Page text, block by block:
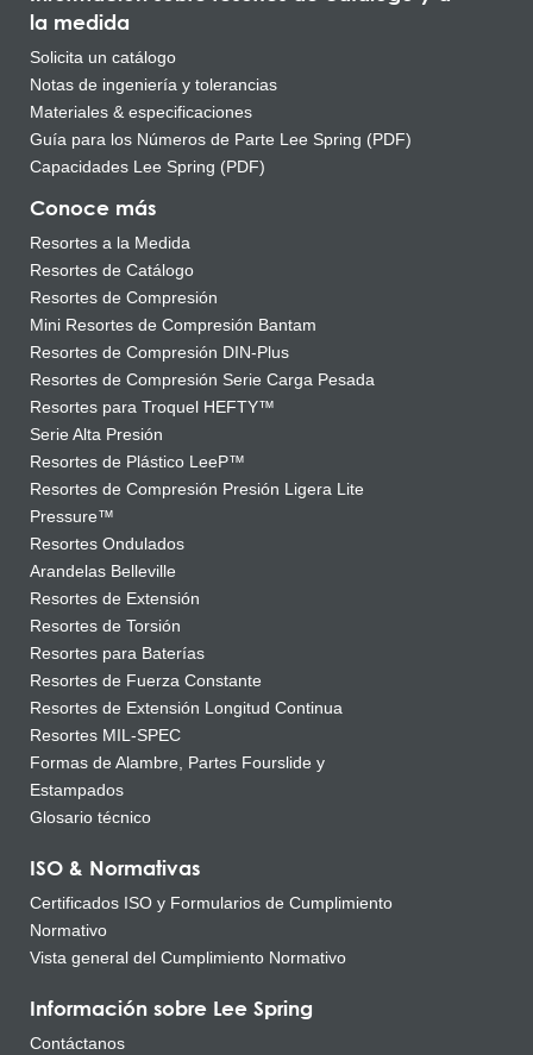
la medida
Solicita un catálogo
Notas de ingeniería y tolerancias
Materiales & especificaciones
Guía para los Números de Parte Lee Spring (PDF)
Capacidades Lee Spring (PDF)
Conoce más
Resortes a la Medida
Resortes de Catálogo
Resortes de Compresión
Mini Resortes de Compresión Bantam
Resortes de Compresión DIN-Plus
Resortes de Compresión Serie Carga Pesada
Resortes para Troquel HEFTY™
Serie Alta Presión
Resortes de Plástico LeeP™
Resortes de Compresión Presión Ligera Lite
Pressure™
Resortes Ondulados
Arandelas Belleville
Resortes de Extensión
Resortes de Torsión
Resortes para Baterías
Resortes de Fuerza Constante
Resortes de Extensión Longitud Continua
Resortes MIL-SPEC
Formas de Alambre, Partes Fourslide y
Estampados
Glosario técnico
ISO & Normativas
Certificados ISO y Formularios de Cumplimiento
Normativo
Vista general del Cumplimiento Normativo
Información sobre Lee Spring
Contáctanos